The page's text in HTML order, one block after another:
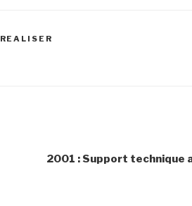
REALISER
2001 : Support technique